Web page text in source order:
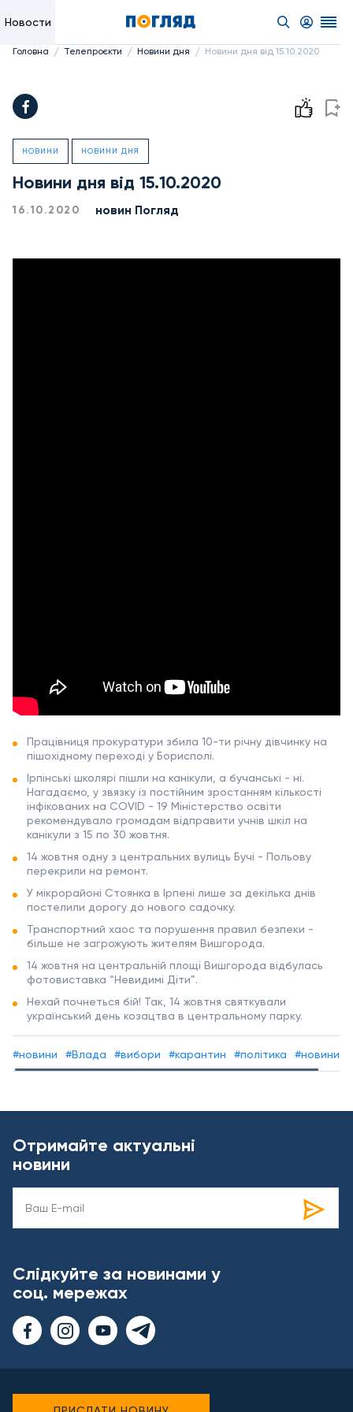
Новости
Головна / Телепроєкти / Новини дня / Новини дня від 15.10.2020
НОВИНИ НОВИНИ ДНЯ
Новини дня від 15.10.2020
16.10.2020 новин Погляд
Працівниця прокуратури збила 10-ти річну дівчинку на
пішохідному переході у Борисполі.
Ірпінські школярі пішли на канікули, а бучанські - ні.
Нагадаємо, у звязку із постійним зростанням кількості
інфікованих на COVID - 19 Міністерство освіти
рекомендувало громадам відправити учнів шкіл на
канікули з 15 по 30 жовтня.
14 жовтня одну з центральних вулиць Бучі - Польову
перекрили на ремонт.
У мікрорайоні Стоянка в Ірпені лише за декілька днів
постелили дорогу до нового садочку.
Транспортний хаос та порушення правил безпеки -
більше не загрожують жителям Вишгорода.
14 жовтня на центральній площі Вишгорода відбулась
фотовиставка “Невидимі Діти”.
Нехай почнеться бій! Так, 14 жовтня святкували
український день козацтва в центральному парку.
#новини #Влада #вибори #карантин #політика #новини
Отримайте актуальні
новини
Слідкуйте за новинами у
соц. мережах